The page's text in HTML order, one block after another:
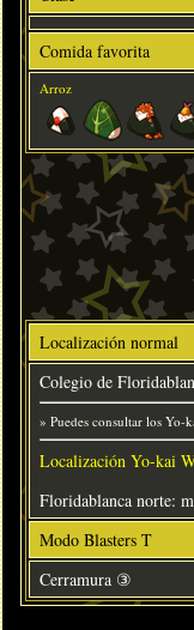
Comida favorita
Arroz
Localización normal
Colegio de
» Puedes consultar los Yo-
Localización Yo-kai
Floridablanca norte:
Modo Blasters T
Cerramura ③